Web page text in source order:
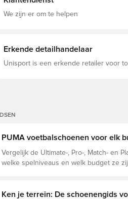
NanoGrip Technologie Passform für
We zijn er om te helpen
Erkende detailhandelaar
Unisport is een erkende retailer voor
PUMA voetbalschoenen voor elk
Vergelijk de Ultimate-, Pro-, Match- en
welke spelniveaus en welk budget ze
Ken je terrein: De schoenengids